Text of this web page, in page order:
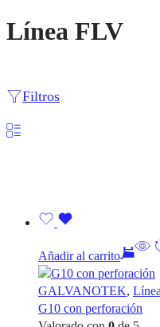
Línea FLV
Filtros
Añadir al carrito
GALVANOTEK,
G10 con perforación